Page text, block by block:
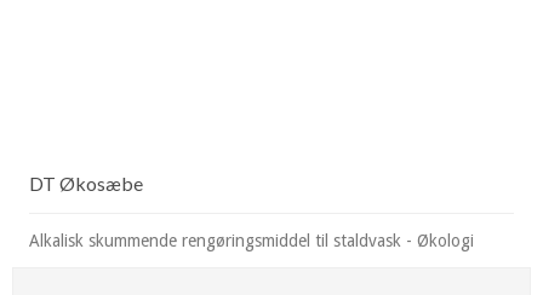
DT Økosæbe
Alkalisk skummende rengøringsmiddel til staldvask - Økologi